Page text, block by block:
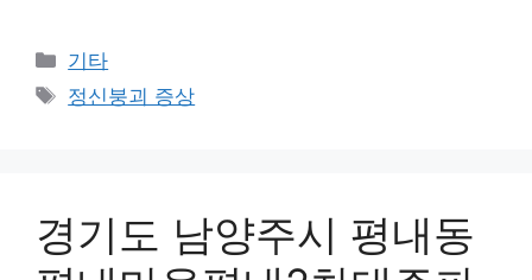
Categories
기타
Tags
정신붕괴 증상
경기도 남양주시 평내동